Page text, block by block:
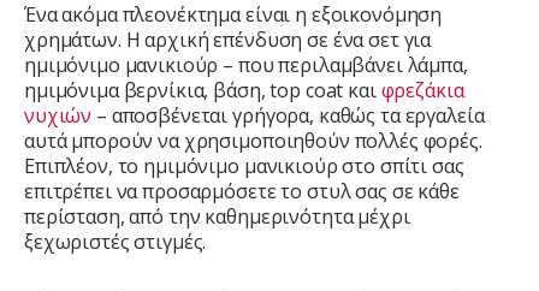
Ένα ακόμα πλεονέκτημα είναι η εξοικονόμηση
χρημάτων. Η αρχική επένδυση σε ένα σετ για
ημιμόνιμο μανικιούρ – που περιλαμβάνει λάμπα,
ημιμόνιμα βερνίκια, βάση, top coat καιφρεζάκια
νυχιών – αποσβένεται γρήγορα, καθώς τα εργαλεία
αυτά μπορούν να χρησιμοποιηθούν πολλές φορές.
Επιπλέον, το ημιμόνιμο μανικιούρ στο σπίτι σας
επιτρέπει να προσαρμόσετε το στυλ σας σε κάθε
περίσταση, από την καθημερινότητα μέχρι
ξεχωριστές στιγμές.